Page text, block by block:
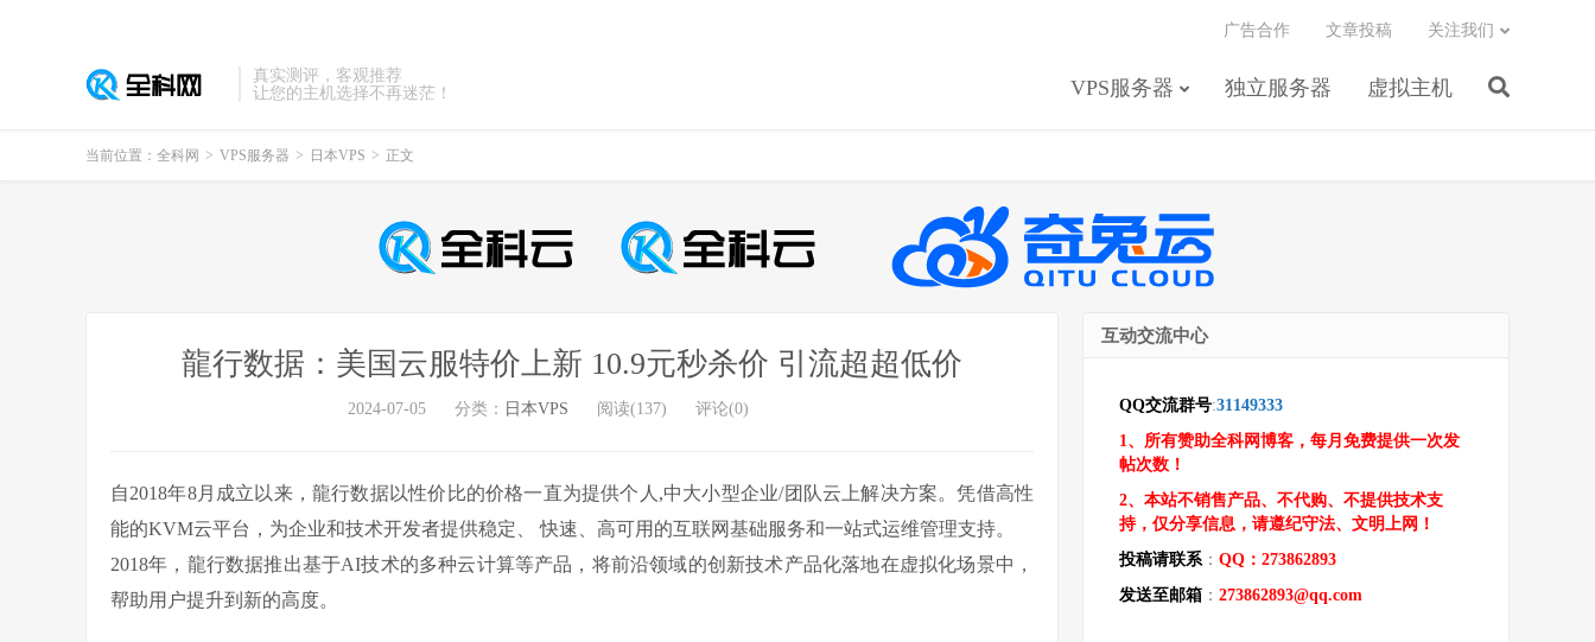
真实测评，客观推荐
让您的主机选择不再迷茫！
VPS服务器 独立服务器 虚拟主机
广告合作 文章投稿 关注我们
当前位置： 全科网 > VPS服务器 > 日本VPS > 正文
龍行数据：美国云服特价上新 10.9元秒杀价 引流超超低价
2024-07-05 分类： 日本VPS 阅读(137) 评论(0)
自2018年8月成立以来，龍行数据以性价比的价格一直为提供个人,中大小型企业/团队云上解决方案。凭借高性
能的KVM云平台，为企业和技术开发者提供稳定、 快速、高可用的互联网基础服务和一站式运维管理支持。
2018年，龍行数据推出基于AI技术的多种云计算等产品，将前沿领域的创新技术产品化落地在虚拟化场景中，
帮助用户提升到新的高度。
互动交流中心
QQ交流群号:31149333
1、所有赞助全科网博客，每月免费提供一次发
帖次数！
2、本站不销售产品、不代购、不提供技术支
持，仅分享信息，请遵纪守法、文明上网！
投稿请联系： QQ：273862893
发送至邮箱 ： 273862893@qq.com